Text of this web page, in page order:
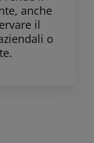
anche
il
o